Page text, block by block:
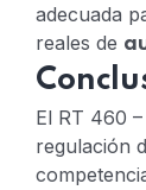
adecuada
reales de
El RT 460
regulación